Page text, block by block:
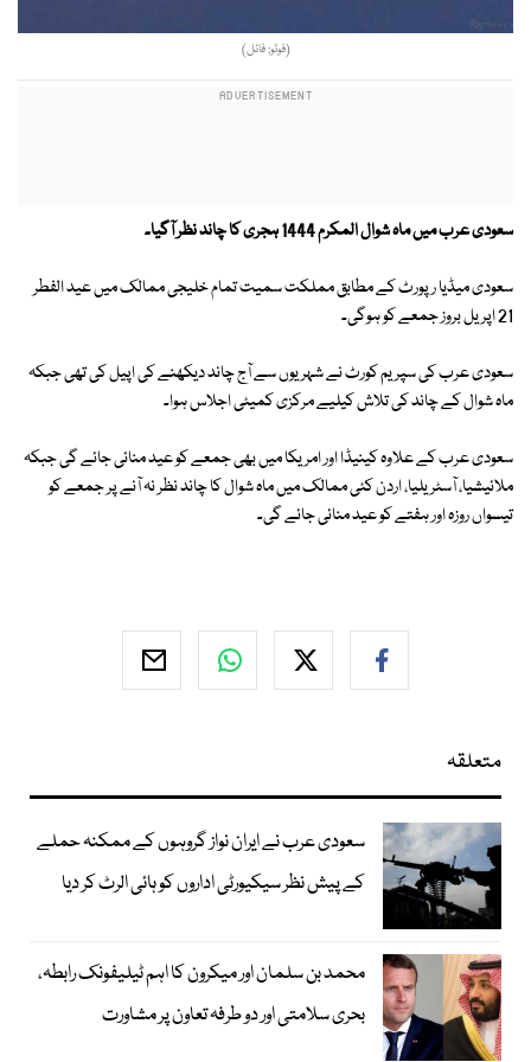
(فوٹو: فائل)
سعودی عرب میں ماہ شوال المکرم 1444 ہجری کا چاند نظر آگیا۔
سعودی میڈیا رپورٹ کے مطابق مملکت سمیت تمام خلیجی ممالک میں عید الفطر
21 اپریل بروز جمعے کو ہوگی۔
سعودی عرب کی سپریم کورٹ نے شہریوں سے آج چاند دیکھنے کی اپیل کی تھی جبکہ
ماہ شوال کے چاند کی تلاش کیلیے مرکزی کمیٹی اجلاس ہوا۔
سعودی عرب کے علاوہ کینیڈا اور امریکا میں بھی جمعے کو عید منائی جائے گی جبکہ
ملائیشیا، آسٹریلیا، اردن کئی ممالک میں ماہ شوال کا چاند نظر نہ آنے پر جمعے کو
تیسواں روزہ اور ہفتے کو عید منائی جائے گی۔
متعلقہ
سعودی عرب نے ایران نواز گروہوں کے ممکنہ حملے
کے پیش نظر سیکیورٹی اداروں کو ہائی الرٹ کر دیا
محمد بن سلمان اور میکرون کا اہم ٹیلیفونک رابطہ،
بحری سلامتی اور دو طرفہ تعاون پر مشاورت